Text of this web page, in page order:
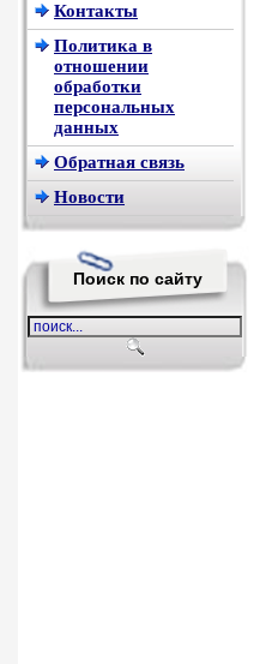
Контакты
Политика в
отношении
обработки
персональных
данных
Обратная связь
Новости
Поиск по сайту